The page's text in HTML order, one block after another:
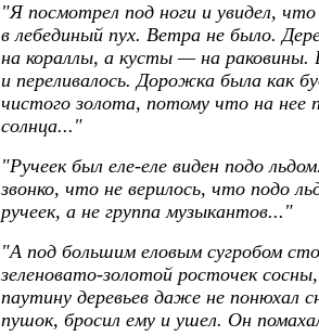
"Я посмотрел под ноги и увидел, что
в лебединый пух. Ветра не было.
на кораллы, а кусты — на раковины.
и переливалось. Дорожка была как
чистого золота, потому что на нее
солнца..."
"Ручеек был еле-еле виден подо
звонко, что не верилось, что подо
ручеек, а не группа музыкантов..."
"А под большим еловым сугробом
зеленовато-золотой росточек
паутину деревьев даже не понюхал
пушок, бросил ему и ушел. Он